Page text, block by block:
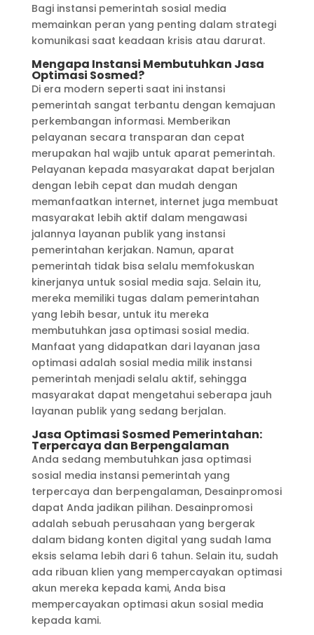
Bagi instansi pemerintah sosial media
memainkan peran yang penting dalam strategi
komunikasi saat keadaan krisis atau darurat.
Mengapa Instansi Membutuhkan Jasa
Optimasi Sosmed?
Di era modern seperti saat ini instansi
pemerintah sangat terbantu dengan kemajuan
perkembangan informasi. Memberikan
pelayanan secara transparan dan cepat
merupakan hal wajib untuk aparat pemerintah.
Pelayanan kepada masyarakat dapat berjalan
dengan lebih cepat dan mudah dengan
memanfaatkan internet, internet juga membuat
masyarakat lebih aktif dalam mengawasi
jalannya layanan publik yang instansi
pemerintahan kerjakan. Namun, aparat
pemerintah tidak bisa selalu memfokuskan
kinerjanya untuk sosial media saja. Selain itu,
mereka memiliki tugas dalam pemerintahan
yang lebih besar, untuk itu mereka
membutuhkan jasa optimasi sosial media.
Manfaat yang didapatkan dari layanan jasa
optimasi adalah sosial media milik instansi
pemerintah menjadi selalu aktif, sehingga
masyarakat dapat mengetahui seberapa jauh
layanan publik yang sedang berjalan.
Jasa Optimasi Sosmed Pemerintahan:
Terpercaya dan Berpengalaman
Anda sedang membutuhkan jasa optimasi
sosial media instansi pemerintah yang
terpercaya dan berpengalaman, Desainpromosi
dapat Anda jadikan pilihan. Desainpromosi
adalah sebuah perusahaan yang bergerak
dalam bidang konten digital yang sudah lama
eksis selama lebih dari 6 tahun. Selain itu, sudah
ada ribuan klien yang mempercayakan optimasi
akun mereka kepada kami, Anda bisa
mempercayakan optimasi akun sosial media
kepada kami.